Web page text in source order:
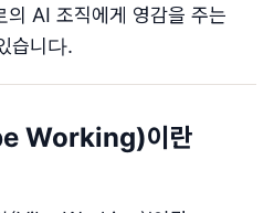
AI 조직에게 영감을 주는
습니다.
Working)이란